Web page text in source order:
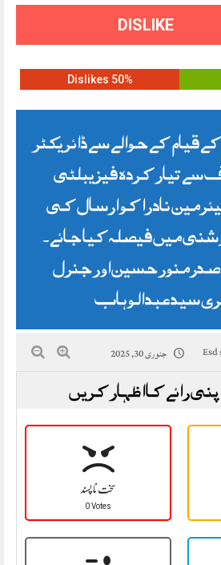
DISLIKE
50% Dislikes
قیام کے حوالے سے ڈائریکٹر
سے تیار کردہ فیزیبلٹی
نادرا کو ارسال کی
میں فیصلہ کیا جائے۔
حسین اور جنرل
سید عبد الوہاب
جنوری 30, 2025
رائے کا اظہار کریں
سخت نا پسند
0 Votes